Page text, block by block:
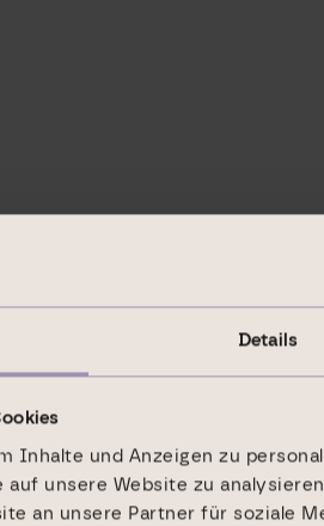
Details
Inhalte und Anzeigen zu
auf unsere Website zu
an unsere Partner für soziale
börsennotierte
Investorennetzwerk.
Märkten (inkl. VIB
immer nah am Mieter und der
im bilanziellen
wir den Wert